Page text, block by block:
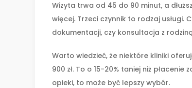
Wizyta trwa od 45 do 90 minut, a
więcej. Trzeci czynnik to rodzaj usługi.
dokumentacji, czy konsultacja z
Warto wiedzieć, że niektóre kliniki
900 zł. To o 15-20% taniej niż
opieki, to może być lepszy wybór.